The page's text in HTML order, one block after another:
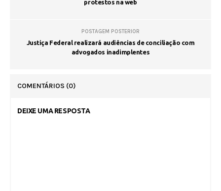
protestos na web
POSTAGEM POSTERIOR
Justiça Federal realizará audiências de conciliação com
advogados inadimplentes
COMENTÁRIOS (0)
DEIXE UMA RESPOSTA